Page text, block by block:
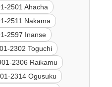
2501 Ahacha
2511 Nakama
2597 Inanse
2302 Toguchi
2306 Raikamu
2314 Ogusuku